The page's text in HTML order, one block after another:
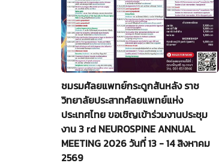
ชมรมศัลยแพทย์กระดูกสันหลัง ราช
วิทยาลัยประสาทศัลยแพทย์แห่ง
ประเทศไทย ขอเชิญเข้าร่วมงานประชุม
งาน 3 rd NEUROSPINE ANNUAL
MEETING 2026 วันที่ 13 - 14 สิงหาคม
2569